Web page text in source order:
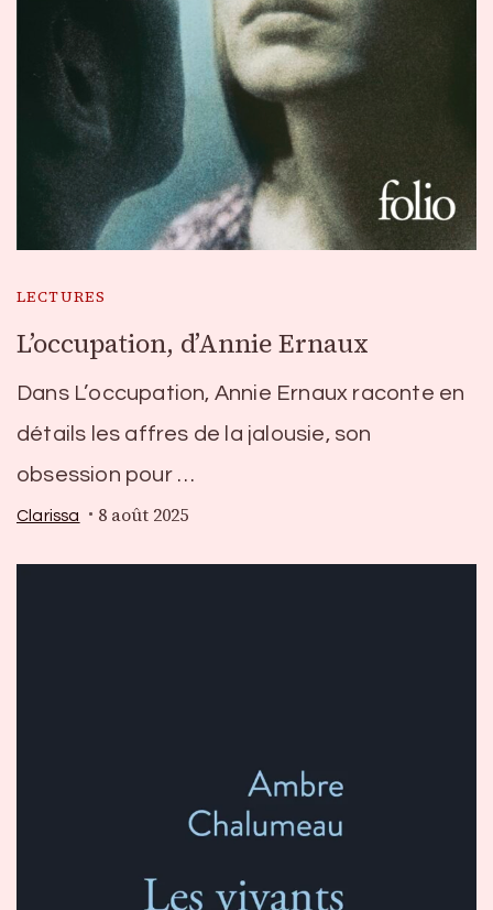
LECTURES
L’occupation, d’Annie Ernaux
Dans L’occupation, Annie Ernaux raconte en
détails les affres de la jalousie, son
obsession pour …
Clarissa 8 août 2025